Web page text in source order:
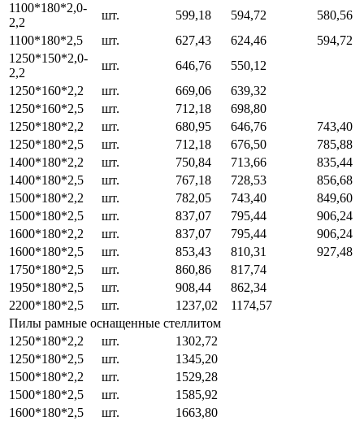
1100*180*2,0-
2,2
шт. 599,18 594,72
580,56
1100*180*2,5
шт. 627,43 624,46
594,72
1250*150*2,0-
2,2
шт. 646,76
550,12
1250*160*2,2
шт. 669,06
639,32
1250*160*2,5
шт. 712,18
698,80
1250*180*2,2
шт. 680,95 646,76
743,40
1250*180*2,5
шт. 712,18 676,50
785,88
1400*180*2,2
шт. 750,84 713,66
835,44
1400*180*2,5
шт. 767,18 728,53
856,68
1500*180*2,2
шт. 782,05 743,40
849,60
1500*180*2,5
шт. 837,07 795,44
906,24
1600*180*2,2
шт. 837,07 795,44
906,24
1600*180*2,5
шт. 853,43 810,31
927,48
1750*180*2,5
шт. 860,86
817,74
1950*180*2,5
шт. 908,44
862,34
2200*180*2,5
шт. 1237,02
1174,57
Пилы рамные оснащенные стеллитом
1250*180*2,2
шт.
1302,72
1250*180*2,5
шт.
1345,20
1500*180*2,2
шт.
1529,28
1500*180*2,5
шт.
1585,92
1600*180*2,5
шт.
1663,80